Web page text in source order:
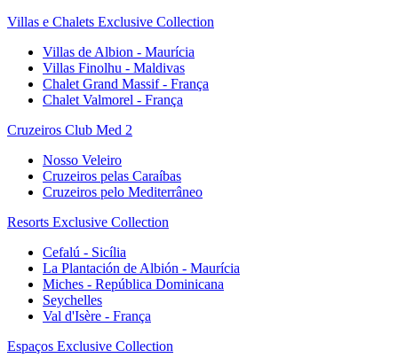
Villas e Chalets Exclusive Collection
Villas de Albion - Maurícia
Villas Finolhu - Maldivas
Chalet Grand Massif - França
Chalet Valmorel - França
Cruzeiros Club Med 2
Nosso Veleiro
Cruzeiros pelas Caraíbas
Cruzeiros pelo Mediterrâneo
Resorts Exclusive Collection
Cefalú - Sicília
La Plantación de Albión - Maurícia
Miches - República Dominicana
Seychelles
Val d'Isère - França
Espaços Exclusive Collection